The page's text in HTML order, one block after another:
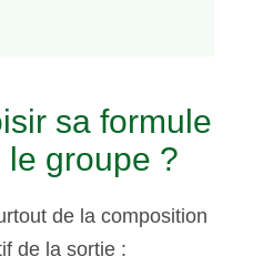
sa formule
groupe ?
de la composition
de la sortie :